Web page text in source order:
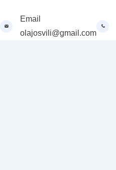
Email
olajosvili@gmail.com